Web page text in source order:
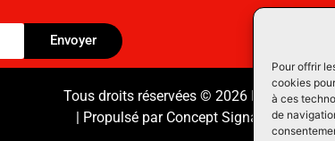
Pour offrir
cookies
à ces
de
Envoyer
Tous droits réservées © 2026
| Propulsé par Concept Signature Les